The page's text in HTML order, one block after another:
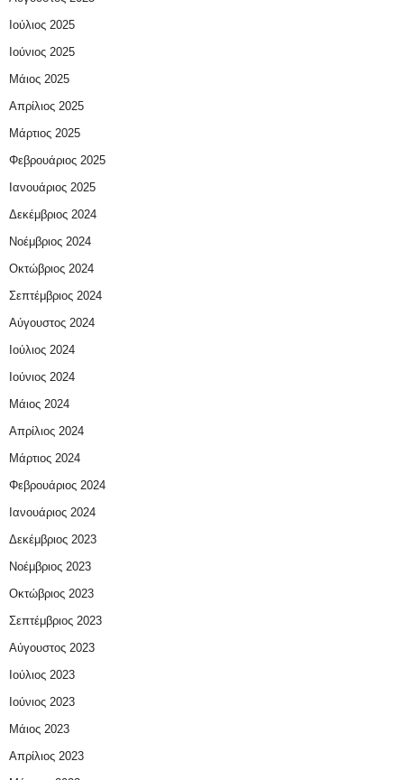
Ιούλιος 2025
Ιούνιος 2025
Μάιος 2025
Απρίλιος 2025
Μάρτιος 2025
Φεβρουάριος 2025
Ιανουάριος 2025
Δεκέμβριος 2024
Νοέμβριος 2024
Οκτώβριος 2024
Σεπτέμβριος 2024
Αύγουστος 2024
Ιούλιος 2024
Ιούνιος 2024
Μάιος 2024
Απρίλιος 2024
Μάρτιος 2024
Φεβρουάριος 2024
Ιανουάριος 2024
Δεκέμβριος 2023
Νοέμβριος 2023
Οκτώβριος 2023
Σεπτέμβριος 2023
Αύγουστος 2023
Ιούλιος 2023
Ιούνιος 2023
Μάιος 2023
Απρίλιος 2023